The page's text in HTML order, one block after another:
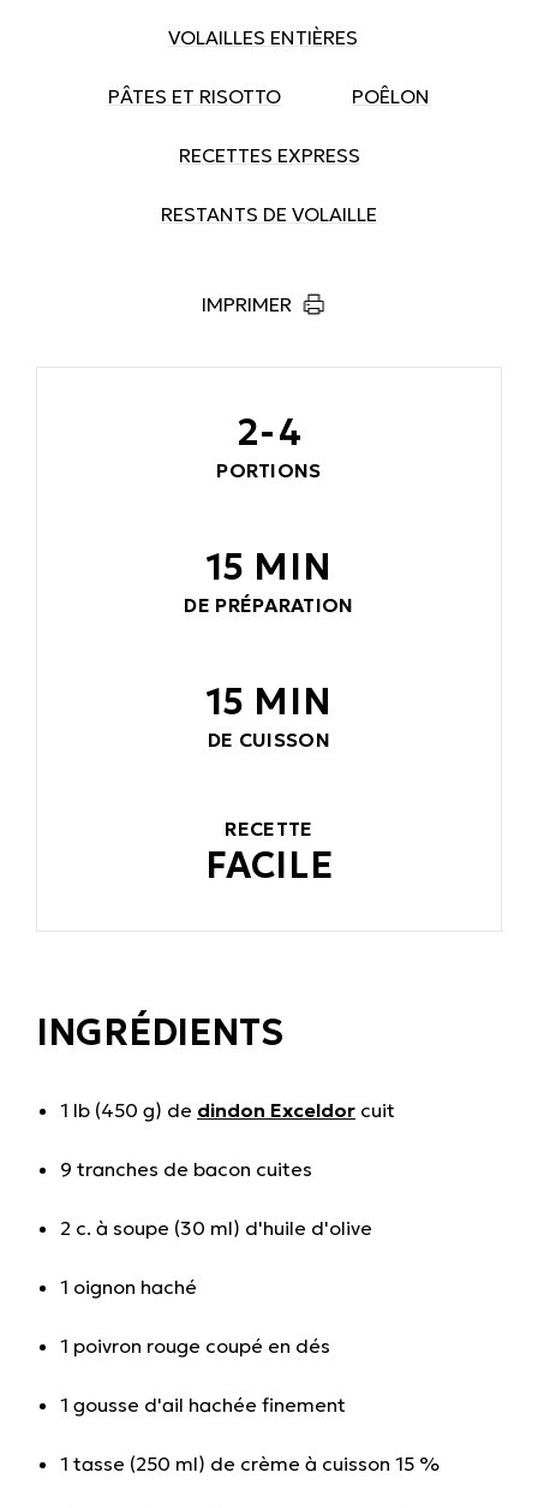
VOLAILLES ENTIÈRES
PÂTES ET RISOTTO POÊLON
RECETTES EXPRESS
RESTANTS DE VOLAILLE
IMPRIMER
2-4
PORTIONS
15 MIN
DE PRÉPARATION
15 MIN
DE CUISSON
RECETTE
FACILE
INGRÉDIENTS
1 lb (450 g) de dindon Exceldor cuit
9 tranches de bacon cuites
2 c. à soupe (30 ml) d'huile d'olive
1 oignon haché
1 poivron rouge coupé en dés
1 gousse d'ail hachée finement
1 tasse (250 ml) de crème à cuisson 15 %